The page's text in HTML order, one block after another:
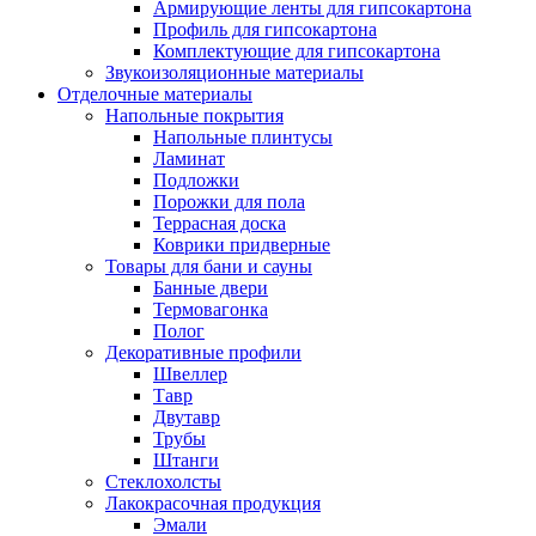
Армирующие ленты для гипсокартона
Профиль для гипсокартона
Комплектующие для гипсокартона
Звукоизоляционные материалы
Отделочные материалы
Напольные покрытия
Напольные плинтусы
Ламинат
Подложки
Порожки для пола
Террасная доска
Коврики придверные
Товары для бани и сауны
Банные двери
Термовагонка
Полог
Декоративные профили
Швеллер
Тавр
Двутавр
Трубы
Штанги
Стеклохолсты
Лакокрасочная продукция
Эмали